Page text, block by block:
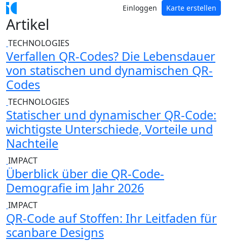
Einloggen Karte erstellen
Artikel
TECHNOLOGIES
Verfallen QR-Codes? Die Lebensdauer
von statischen und dynamischen QR-
Codes
TECHNOLOGIES
Statischer und dynamischer QR-Code:
wichtigste Unterschiede, Vorteile und
Nachteile
IMPACT
Überblick über die QR-Code-
Demografie im Jahr 2026
IMPACT
QR-Code auf Stoffen: Ihr Leitfaden für
scanbare Designs